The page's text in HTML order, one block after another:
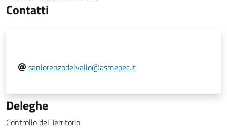
Contatti
sanlorenzodelvallo@asmepec.it
Deleghe
Controllo del Territorio